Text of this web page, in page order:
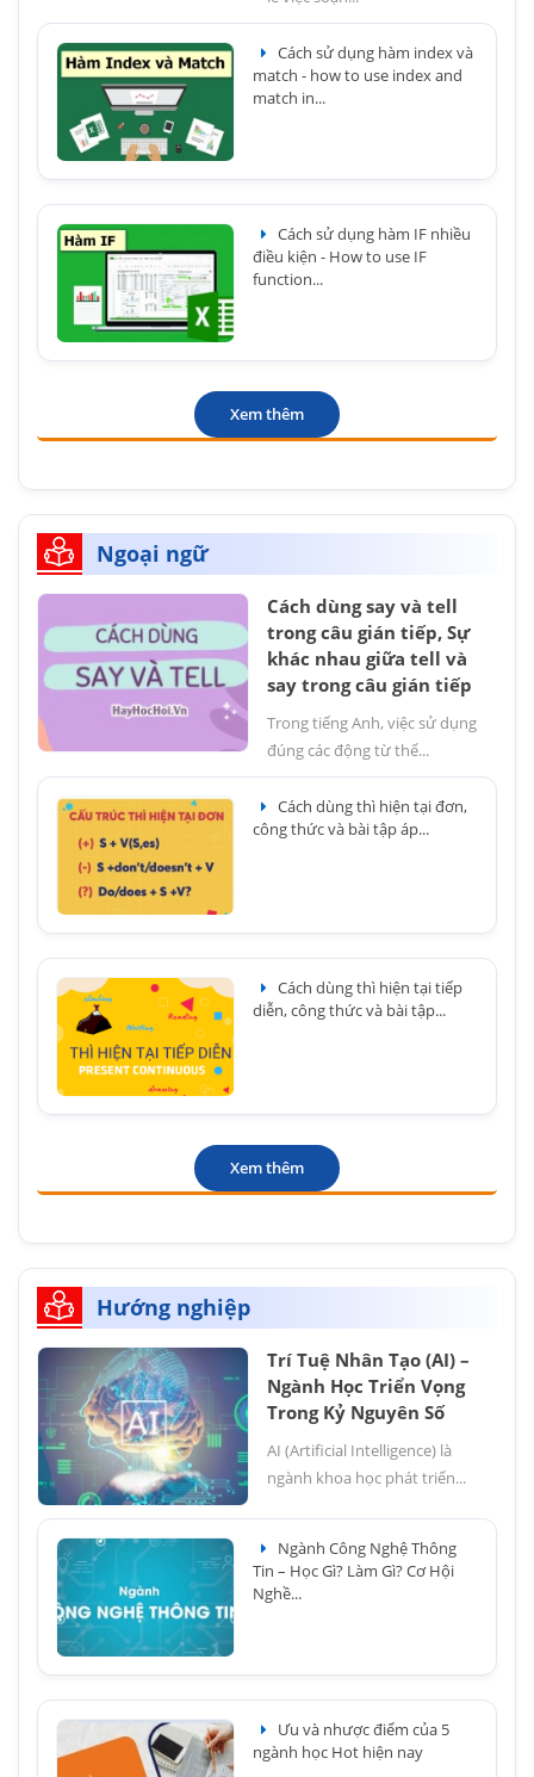
Cách sử dụng hàm index và
match - how to use index and
match in...
Cách sử dụng hàm IF nhiều
điều kiện - How to use IF
function...
Xem thêm
Ngoại ngữ
Cách dùng say và tell
trong câu gián tiếp, Sự
khác nhau giữa tell và
say trong câu gián tiếp
Trong tiếng Anh, việc sử dụng
đúng các động từ thể...
Cách dùng thì hiện tại đơn,
công thức và bài tập áp...
Cách dùng thì hiện tại tiếp
diễn, công thức và bài tập...
Xem thêm
Hướng nghiệp
Trí Tuệ Nhân Tạo (AI) –
Ngành Học Triển Vọng
Trong Kỷ Nguyên Số
AI (Artificial Intelligence) là
ngành khoa học phát triển...
Ngành Công Nghệ Thông
Tin – Học Gì? Làm Gì? Cơ Hội
Nghề...
Ưu và nhược điểm của 5
ngành học Hot hiện nay